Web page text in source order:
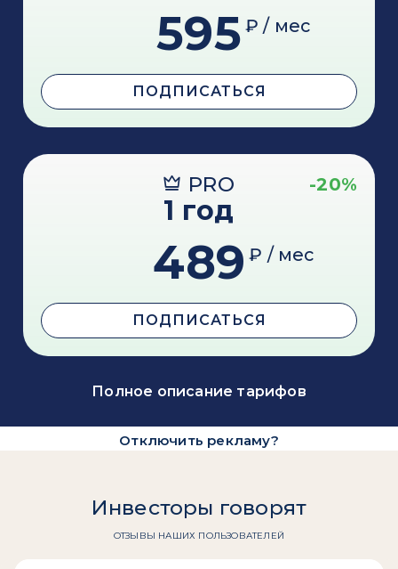
595 ₽ / мес
ПОДПИСАТЬСЯ
PRO -20%
1 год
489 ₽ / мес
ПОДПИСАТЬСЯ
Полное описание тарифов
Отключить рекламу?
Инвесторы говорят
ОТЗЫВЫ НАШИХ ПОЛЬЗОВАТЕЛЕЙ